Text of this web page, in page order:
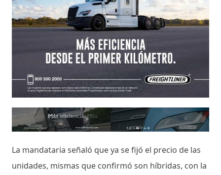
La mandataria señaló que ya se fijó el precio de las
unidades, mismas que confirmó son híbridas, con la